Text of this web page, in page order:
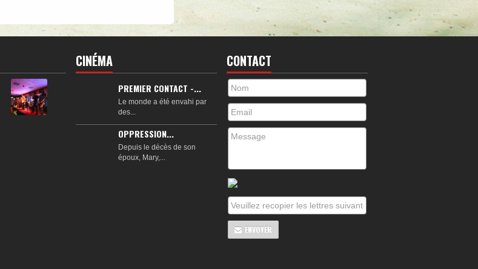
CINÉMA
PREMIER CONTACT -...
Le monde a été envahi par
des...
OPPRESSION...
Depuis le décès de son
époux, Mary,...
CONTACT
ENVOYER